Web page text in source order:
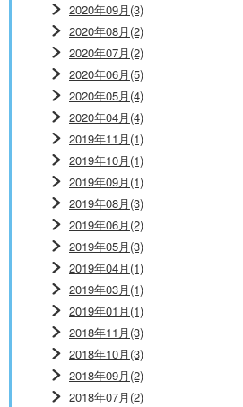
2020年09月(3)
2020年08月(2)
2020年07月(2)
2020年06月(5)
2020年05月(4)
2020年04月(4)
2019年11月(1)
2019年10月(1)
2019年09月(1)
2019年08月(3)
2019年06月(2)
2019年05月(3)
2019年04月(1)
2019年03月(1)
2019年01月(1)
2018年11月(3)
2018年10月(3)
2018年09月(2)
2018年07月(2)